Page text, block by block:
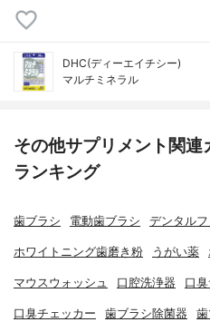
DHC(ディーエイチシー)
マルチミネラル
その他サプリメント関
ランキング
歯ブラシ 電動歯ブラシ デンタルフ
ホワイトニング歯磨き粉 うがい薬
マウスウォッシュ 口腔洗浄器 口
口臭チェッカー 歯ブラシ除菌器